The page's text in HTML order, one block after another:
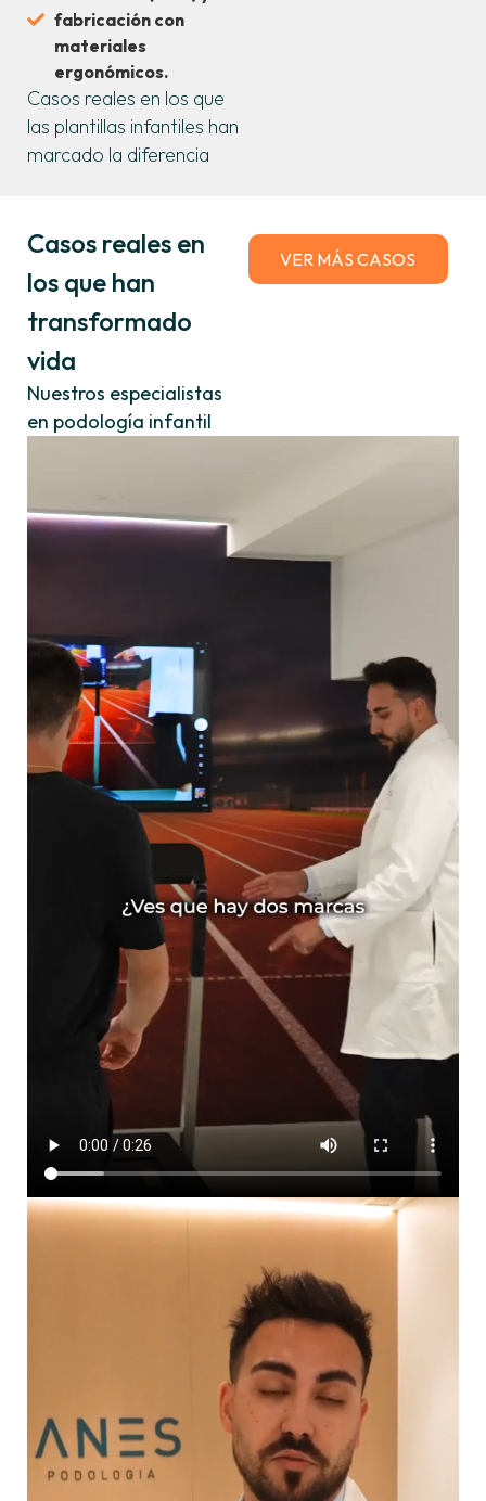
fabricación con
materiales
ergonómicos.
Casos reales en los que
las plantillas infantiles han
marcado la diferencia
Casos reales en
los que han
transformado
vida
Nuestros especialistas
en podología infantil
VER MÁS CASOS